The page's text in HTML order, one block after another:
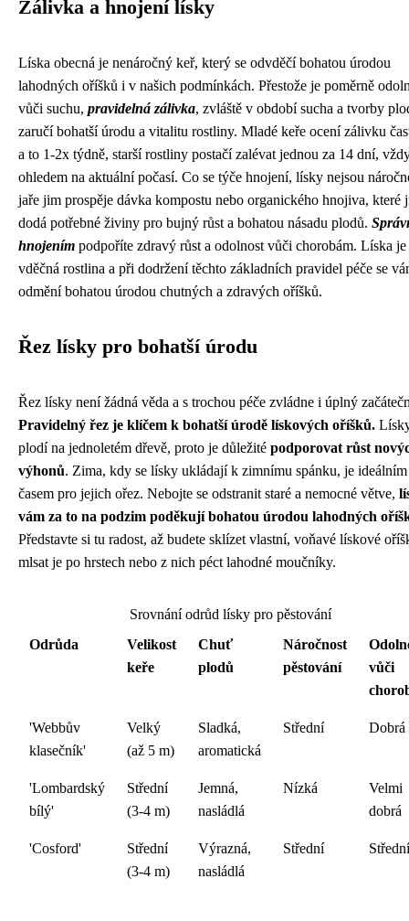
Zálivka a hnojení lísky
Líska obecná je nenáročný keř, který se odvděčí bohatou úrodou
lahodných oříšků i v našich podmínkách. Přestože je poměrně
vůči suchu, pravidelná zálivka, zvláště v období sucha a tvorby
zaručí bohatší úrodu a vitalitu rostliny. Mladé keře ocení zálivku
a to 1-2x týdně, starší rostliny postačí zalévat jednou za 14 dní,
ohledem na aktuální počasí. Co se týče hnojení, lísky nejsou
jaře jim prospěje dávka kompostu nebo organického hnojiva, které
dodá potřebné živiny pro bujný růst a bohatou násadu plodů.
hnojením podpoříte zdravý růst a odolnost vůči chorobám. Líska je
vděčná rostlina a při dodržení těchto základních pravidel péče se
odmění bohatou úrodou chutných a zdravých oříšků.
Řez lísky pro bohatší úrodu
Řez lísky není žádná věda a s trochou péče zvládne i úplný
Pravidelný řez je klíčem k bohatší úrodě lískových oříšků.
plodí na jednoletém dřevě, proto je důležité podporovat růst
výhonů. Zima, kdy se lísky ukládají k zimnímu spánku, je ideálním
časem pro jejich ořez. Nebojte se odstranit staré a nemocné větve,
vám za to na podzim poděkují bohatou úrodou lahodných
Představte si tu radost, až budete sklízet vlastní, voňavé lískové
mlsat je po hrstech nebo z nich péct lahodné moučníky.
Srovnání odrůd lísky pro pěstování
Odrůda
Velikost
keře
Chuť
plodů
Náročnost
pěstování
vůči
'Webbův
klasečník'
Velký
(až 5 m)
Sladká,
aromatická
Střední Dobrá
'Lombardský
bílý'
Střední
(3-4 m)
Jemná,
nasládlá
Nízká
Velmi
dobrá
'Cosford'
Střední
(3-4 m)
Výrazná,
nasládlá
Střední Střední